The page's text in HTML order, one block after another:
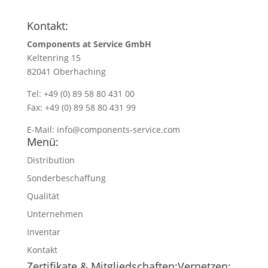
Kontakt:
Components at Service GmbH
Keltenring 15
82041 Oberhaching
Tel: +49 (0) 89 58 80 431 00
Fax: +49 (0) 89 58 80 431 99
E-Mail: info@components-service.com
Menü:
Distribution
Sonderbeschaffung
Qualität
Unternehmen
Inventar
Kontakt